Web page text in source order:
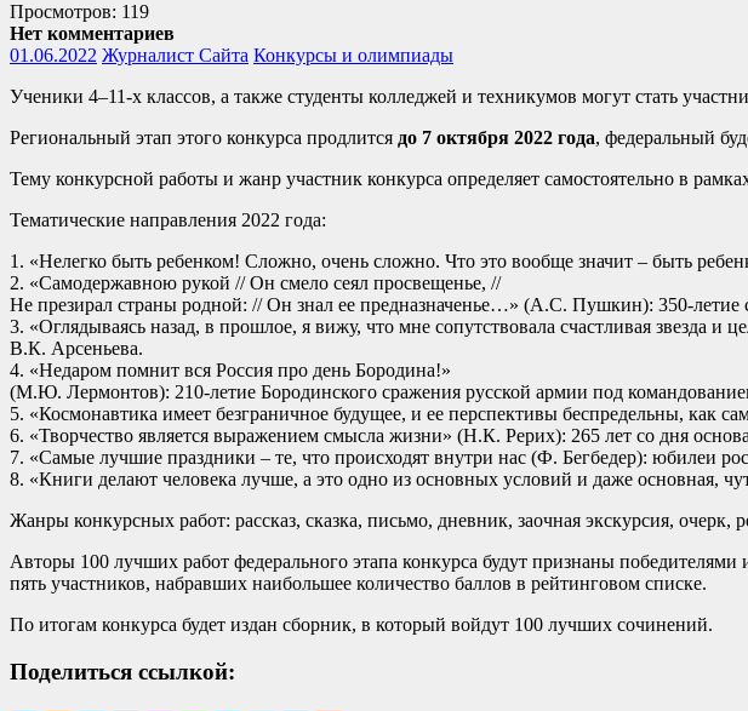
Просмотров: 119
Нет комментариев
01.06.2022 Журналист Сайта Конкурсы и олимпиады
Ученики 4–11-х классов, а также студенты колледжей и техникумов могут стать
Региональный этап этого конкурса продлится до 7 октября 2022 года, федеральный
Тему конкурсной работы и жанр участник конкурса определяет самостоятельно в
Тематические направления 2022 года:
1. «Нелегко быть ребенком! Сложно, очень сложно. Что это вообще значит – быть
2. «Самодержавною рукой // Он смело сеял просвещенье, //
Не презирал страны родной: // Он знал ее предназначенье…» (А.С. Пушкин): 350-летие
3. «Оглядываясь назад, в прошлое, я вижу, что мне сопутствовала счастливая звезда
В.К. Арсеньева.
4. «Недаром помнит вся Россия про день Бородина!»
(М.Ю. Лермонтов): 210-летие Бородинского сражения русской армии под
5. «Космонавтика имеет безграничное будущее, и ее перспективы беспредельны, как
6. «Творчество является выражением смысла жизни» (Н.К. Рерих): 265 лет со дня
7. «Самые лучшие праздники – те, что происходят внутри нас (Ф. Бегбедер): юбилеи
8. «Книги делают человека лучше, а это одно из основных условий и даже основная,
Жанры конкурсных работ: рассказ, сказка, письмо, дневник, заочная экскурсия,
Авторы 100 лучших работ федерального этапа конкурса будут признаны
пять участников, набравших наибольшее количество баллов в рейтинговом списке.
По итогам конкурса будет издан сборник, в который войдут 100 лучших сочинений.
Поделиться ссылкой: